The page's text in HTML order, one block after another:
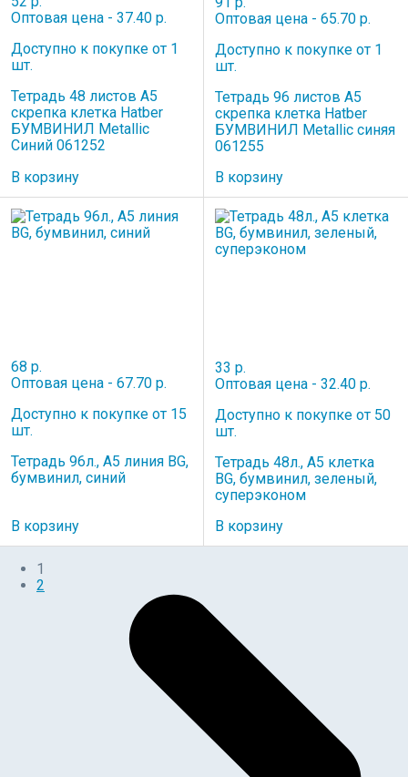
Оптовая цена - 37.40 р.
Доступно к покупке от 1
шт.
Тетрадь 48 листов A5
скрепка клетка Hatber
БУМВИНИЛ Metallic
Синий 061252
В корзину
Оптовая цена - 65.70 р.
Доступно к покупке от 1
шт.
Тетрадь 96 листов A5
скрепка клетка Hatber
БУМВИНИЛ Metallic синяя
061255
В корзину
68 р.
Оптовая цена - 67.70 р.
Доступно к покупке от 15
шт.
Тетрадь 96л., А5 линия BG,
бумвинил, синий
В корзину
33 р.
Оптовая цена - 32.40 р.
Доступно к покупке от 50
шт.
Тетрадь 48л., А5 клетка
BG, бумвинил, зеленый,
суперэконом
В корзину
1
2